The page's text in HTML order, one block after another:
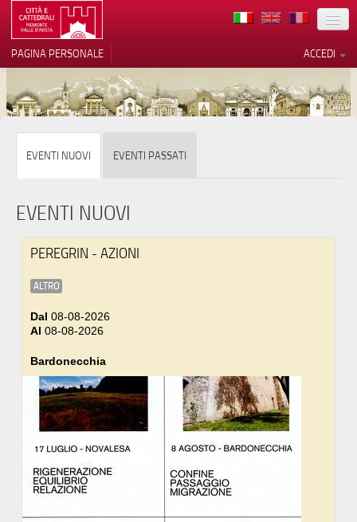
TERRITORIO
ARCHITETTURE
EVENTI
ACCOGLIENZE
PRESS
ACCEDI
PAGINA PERSONALE
EVENTI NUOVI EVENTI PASSATI
EVENTI NUOVI
PEREGRIN - AZIONI
ALTRO
Dal 08-08-2026
Al 08-08-2026
Bardonecchia
Le tue preferenze relative alla
privacy